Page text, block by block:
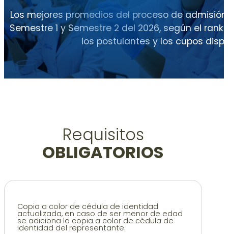
Los mejores promedios del proceso de
Semestre 1 y Semestre 2 del 2026, según el
los postulantes y los cupos
Requisitos
OBLIGATORIOS
Copia a color de cédula de identidad
actualizada, en caso de ser menor de edad
se adiciona la copia a color de cédula de
identidad del representante.